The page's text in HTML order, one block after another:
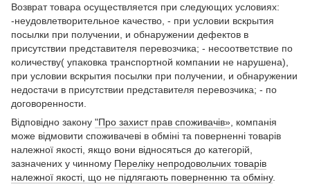
Возврат товара осуществляется при следующих условиях:
-неудовлетворительное качество, - при условии вскрытия
посылки при получении, и обнаружении дефектов в
присутствии представителя перевозчика; - несоответствие по
количеству( упаковка транспортной компании не нарушена),
при условии вскрытия посылки при получении, и обнаружении
недостачи в присутствии представителя перевозчика; - по
договоренности.
Відповідно закону "Про захист прав споживачів» , компанія
може відмовити споживачеві в обміні та поверненні товарів
належної якості, якщо вони відносяться до категорій,
зазначених у чинному Переліку непродовольчих товарів
належної якості, що не підлягають поверненню та обміну.